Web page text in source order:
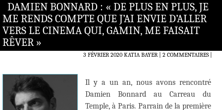
DAMIEN BONNARD : « DE PLUS EN PLUS, JE
ME RENDS COMPTE QUE J’AI ENVIE D’ALLER
VERS LE CINEMA QUI, GAMIN, ME FAISAIT
RÊVER »
3 FÉVRIER 2020 KATIA BAYER 2 COMMENTAIRES|
Il y a un an, nous avons rencontré
Damien Bonnard au Carreau du
Temple, à Paris. Parrain de la première